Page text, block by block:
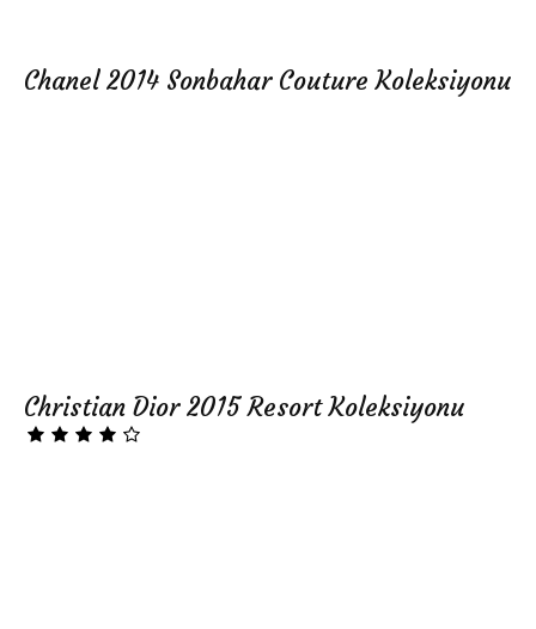
Chanel 2014 Sonbahar Couture Koleksiyonu
Christian Dior 2015 Resort Koleksiyonu